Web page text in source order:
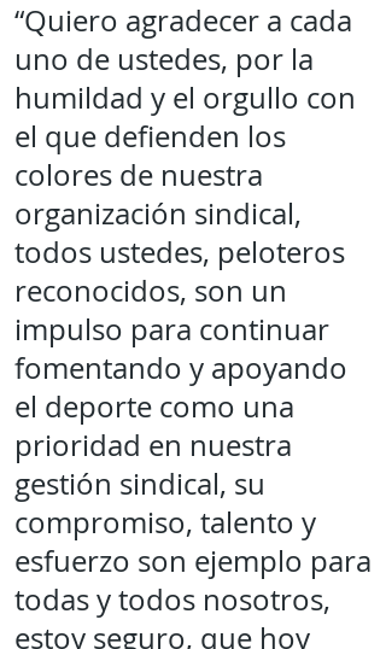
“Quiero agradecer a cada
uno de ustedes, por la
humildad y el orgullo con
el que defienden los
colores de nuestra
organización sindical,
todos ustedes, peloteros
reconocidos, son un
impulso para continuar
fomentando y apoyando
el deporte como una
prioridad en nuestra
gestión sindical, su
compromiso, talento y
esfuerzo son ejemplo para
todas y todos nosotros,
estoy seguro, que hoy